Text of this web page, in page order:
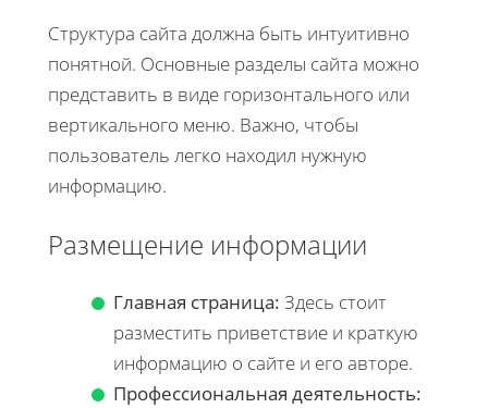
Структура сайта должна быть интуитивно
понятной. Основные разделы сайта можно
представить в виде горизонтального или
вертикального меню. Важно, чтобы
пользователь легко находил нужную
информацию.
Размещение информации
Главная страница: Здесь стоит
разместить приветствие и краткую
информацию о сайте и его авторе.
Профессиональная деятельность: